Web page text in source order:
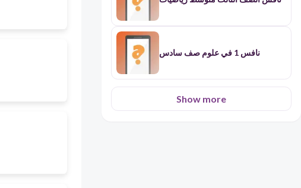
نافس 1 في علوم صف سادس
Show more